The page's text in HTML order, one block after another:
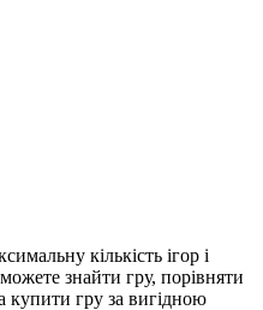
кількість ігор і
знайти гру, порівняти
купити гру за вигідною